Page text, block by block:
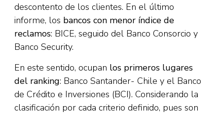
descontento de los clientes. En el último
informe, los bancos con menor índice de
reclamos: BICE, seguido del Banco Consorcio y
Banco Security.
En este sentido, ocupan los primeros lugares
del ranking: Banco Santander- Chile y el Banco
de Crédito e Inversiones (BCI). Considerando la
clasificación por cada criterio definido, pues son